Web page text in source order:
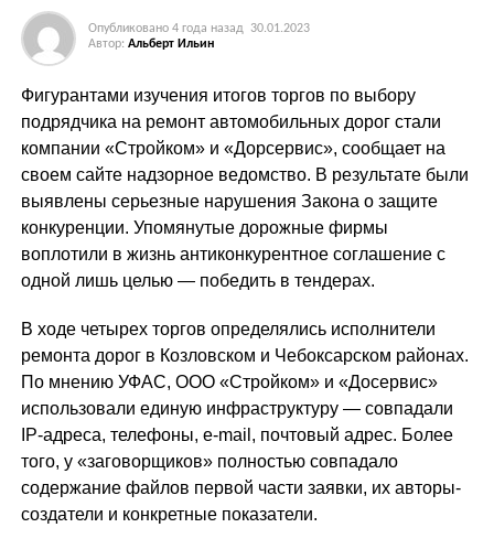
Опубликовано 4 года назад
30.01.2023
Автор: Альберт Ильин
Фигурантами изучения итогов торгов по выбору
подрядчика на ремонт автомобильных дорог стали
компании «Стройком» и «Дорсервис», сообщает на
своем сайте надзорное ведомство. В результате были
выявлены серьезные нарушения Закона о защите
конкуренции. Упомянутые дорожные фирмы
воплотили в жизнь антиконкурентное соглашение с
одной лишь целью — победить в тендерах.
В ходе четырех торгов определялись исполнители
ремонта дорог в Козловском и Чебоксарском районах.
По мнению УФАС, ООО «Стройком» и «Досервис»
использовали единую инфраструктуру — совпадали
IP-адреса, телефоны, e-mail, почтовый адрес. Более
того, у «заговорщиков» полностью совпадало
содержание файлов первой части заявки, их авторы-
создатели и конкретные показатели.